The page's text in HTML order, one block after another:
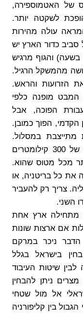
של האטמוספירה,
לשקטה יותר.
עולה מהירות
כדור הארץ יש
קילומטרים בשעה) והגוף מרגיש
מהמשקל הרגיל.
הזרועות והראש.
מופנה כלפי
הפוכה, אבל
הפוך כמובן.
מתייצבת במסלול.
כשמסתכלים על כדור הארץ מגובה של 300 קילומטרים
מכל מטוס שהוא.
את כל בריטניה, או
צריך רק להעביר
השני.
מתחילה ארץ אחת
אם ארצות שונות
ניכר במרקם
בישראל בגלל
שיטות העיבוד
ניתן להבחין
אל מול שטחי
בין קליפורניה